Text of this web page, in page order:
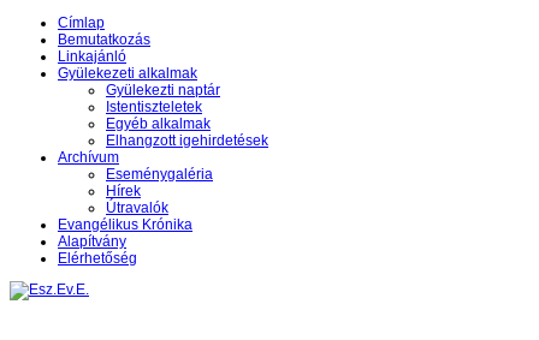
Címlap
Bemutatkozás
Linkajánló
Gyülekezeti alkalmak
Gyülekezti naptár
Istentiszteletek
Egyéb alkalmak
Elhangzott igehirdetések
Archívum
Eseménygaléria
Hírek
Útravalók
Evangélikus Krónika
Alapítvány
Elérhetőség